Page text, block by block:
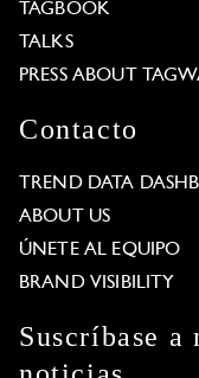
TAGBOOK
TALKS
PRESS ABOUT
Contacto
TREND DATA
ABOUT US
ÚNETE AL EQUIPO
BRAND VISIBILITY
Suscríbase a